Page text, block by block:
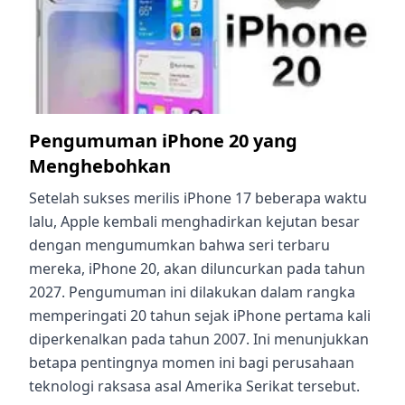
Pengumuman iPhone 20 yang
Menghebohkan
Setelah sukses merilis iPhone 17 beberapa waktu
lalu, Apple kembali menghadirkan kejutan besar
dengan mengumumkan bahwa seri terbaru
mereka, iPhone 20, akan diluncurkan pada tahun
2027. Pengumuman ini dilakukan dalam rangka
memperingati 20 tahun sejak iPhone pertama kali
diperkenalkan pada tahun 2007. Ini menunjukkan
betapa pentingnya momen ini bagi perusahaan
teknologi raksasa asal Amerika Serikat tersebut.